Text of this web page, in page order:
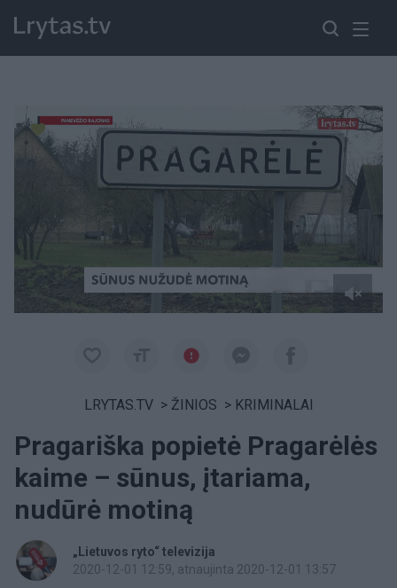
Paremkite Ukrainą
LRYTAS.TV > ŽINIOS > KRIMINALAI
Pragariška popietė Pragarėlės
kaime – sūnus, įtariama,
nudūrė motiną
„Lietuvos ryto“ televizija
2020-12-01 12:59, atnaujinta 2020-12-01 13:57